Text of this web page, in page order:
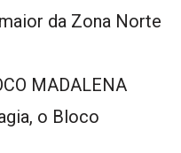
da Zona Norte
MADALENA
o Bloco